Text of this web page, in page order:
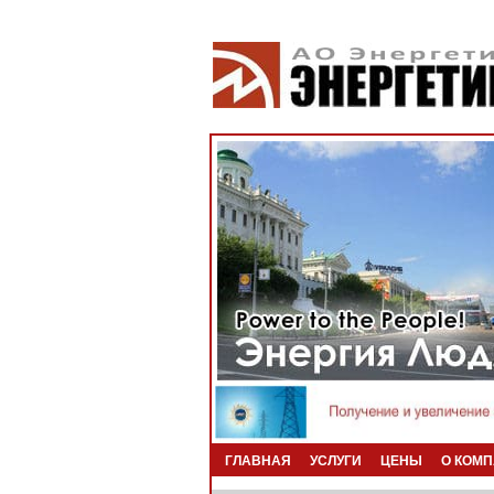
ГЛАВНАЯ УСЛУГИ ЦЕНЫ О